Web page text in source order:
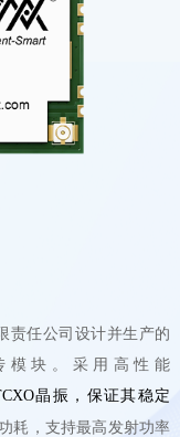
责任公司设计并生产的
模块。采用高性能
晶振，保证其稳定
耗，支持最高发射功率